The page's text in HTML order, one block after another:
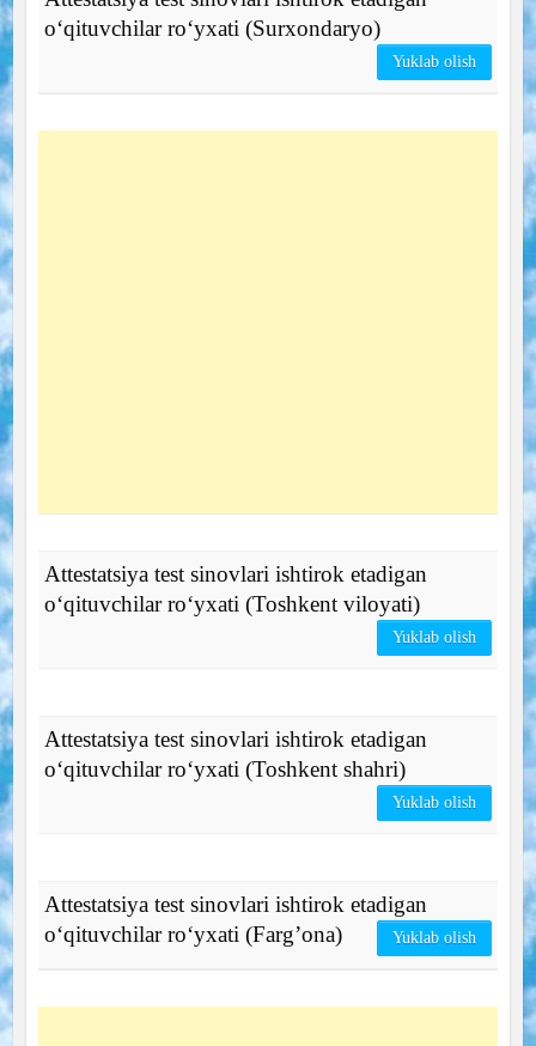
o‘qituvchilar ro‘yxati (Surxondaryo)
Yuklab olish
Attestatsiya test sinovlari ishtirok etadigan
o‘qituvchilar ro‘yxati (Toshkent viloyati)
Yuklab olish
Attestatsiya test sinovlari ishtirok etadigan
o‘qituvchilar ro‘yxati (Toshkent shahri)
Yuklab olish
Attestatsiya test sinovlari ishtirok etadigan
o‘qituvchilar ro‘yxati (Farg’ona)
Yuklab olish